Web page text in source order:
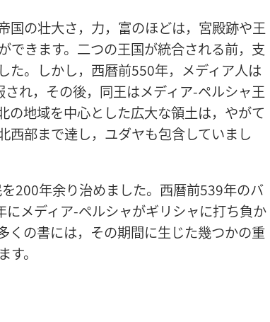
国の壮大さ，力，富のほどは，宮殿跡や王
できます。二つの王国が統合される前，支
た。しかし，西暦前550年，メディア人は
れ，その後，同王はメディア-ペルシャ王
の地域を中心とした広大な領土は，やがて
西部まで達し，ユダヤも包含していまし
200年余り治めました。西暦前539年のバ
メディア-ペルシャがギリシャに打ち負か
くの書には，その期間に生じた幾つかの重
。